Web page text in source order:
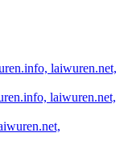
laiwuren.net,
laiwuren.net,